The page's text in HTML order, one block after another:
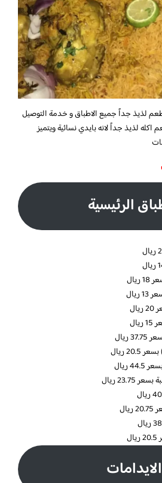
لذيذ جداً جميع الاطباق و خدمة التوصيل
لذيذ جداً لانه بايدي نسائية ويتميز
الرئيسية
ريال
ريال
ريال
الايدامات